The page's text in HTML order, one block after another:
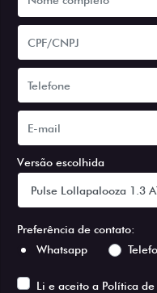
Versão escolhida
Preferência de contato:
Whatsapp
Li e aceito a Política